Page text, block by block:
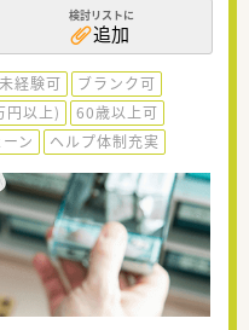
検討リストに
追加
未経験可
ブランク可
円以上)
60歳以上可
ン ヘルプ体制充実